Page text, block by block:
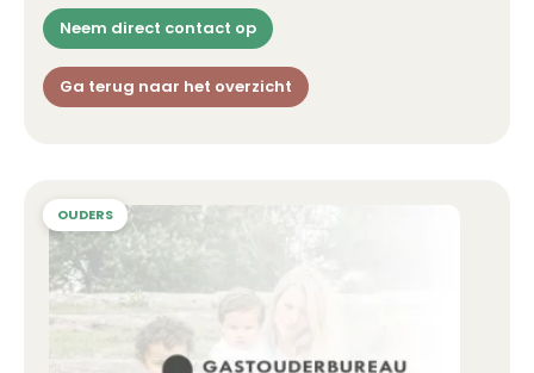
Neem direct contact op
Ga terug naar het overzicht